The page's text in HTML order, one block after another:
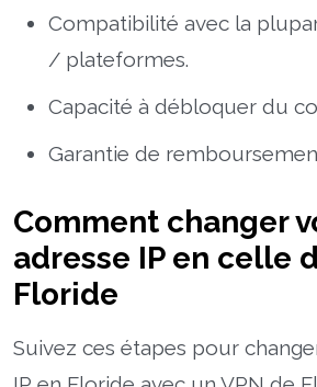
Compatibilité avec la
/ plateformes.
Capacité à débloquer du
Garantie de
Comment changer
adresse IP en celle
Floride
Suivez ces étapes pour